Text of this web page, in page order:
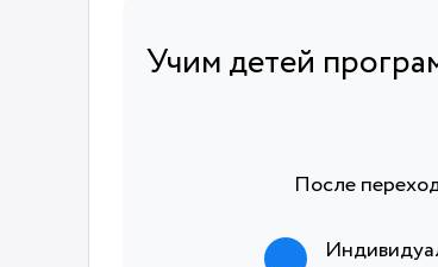
Учим детей
После